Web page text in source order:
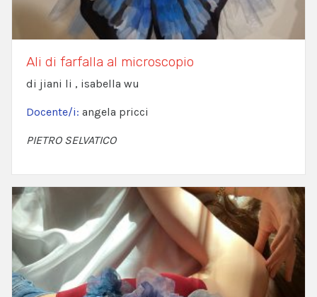
Ali di farfalla al microscopio
di jiani li , isabella wu
Docente/i: angela pricci
PIETRO SELVATICO